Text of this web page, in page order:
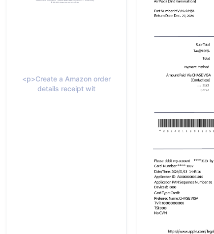
<p>Create a Amazon order
details receipt wit